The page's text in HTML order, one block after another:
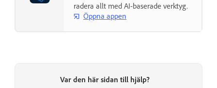
radera allt med AI-baserade verktyg.
Öppna appen
Var den här sidan till hjälp?